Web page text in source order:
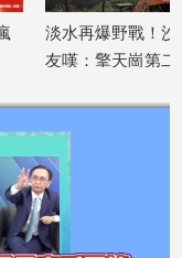
淡水再爆野戰！沙崙
友嘆：擎天崗第二波